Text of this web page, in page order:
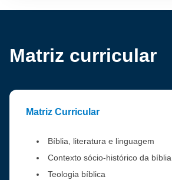
Matriz curricular
Matriz Curricular
Bíblia, literatura e linguagem
Contexto sócio-histórico da bíblia
Teologia bíblica